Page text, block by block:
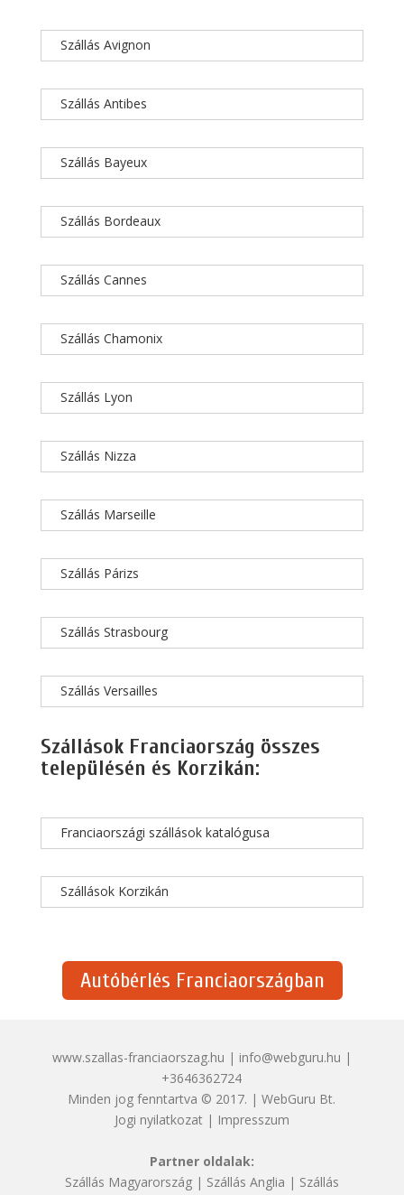
Szállás Avignon
Szállás Antibes
Szállás Bayeux
Szállás Bordeaux
Szállás Cannes
Szállás Chamonix
Szállás Lyon
Szállás Nizza
Szállás Marseille
Szállás Párizs
Szállás Strasbourg
Szállás Versailles
Szállások Franciaország összes
településén és Korzikán:
Franciaországi szállások katalógusa
Szállások Korzikán
Autóbérlés Franciaországban
www.szallas-franciaorszag.hu | info@webguru.hu |
+3646362724
Minden jog fenntartva © 2017. | WebGuru Bt.
Jogi nyilatkozat| Impresszum
Partner oldalak:
Szállás Magyarország| Szállás Anglia | Szállás